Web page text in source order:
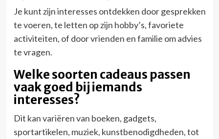
Je kunt zijn interesses ontdekken door gesprekken
te voeren, te letten op zijn hobby’s, favoriete
activiteiten, of door vrienden en familie om advies
te vragen.
Welke soorten cadeaus passen
vaak goed bij iemands
interesses?
Dit kan variëren van boeken, gadgets,
sportartikelen, muziek, kunstbenodigdheden, tot